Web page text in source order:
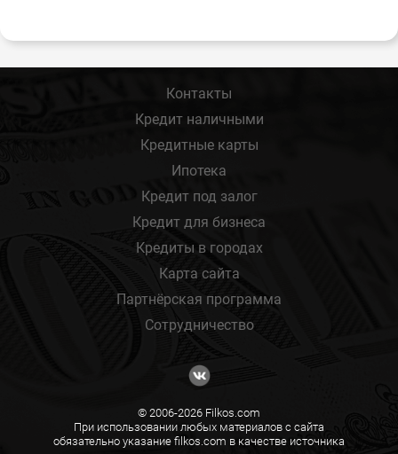
Контакты
Кредит наличными
Кредитные карты
Ипотека
Кредит под залог
Кредит для бизнеса
Кредиты в городах
Карта сайта
Партнёрская программа
Сотрудничество
© 2006-2026 Filkos.com
При использовании любых материалов с сайта
обязательно указание filkos.com в качестве источника